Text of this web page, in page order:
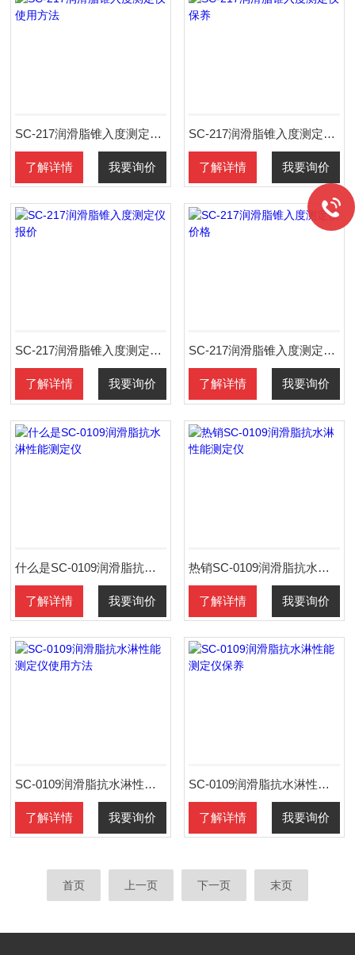
SC-217润滑脂锥入度测定仪使用方法
了解详情 我要询价
SC-217润滑脂锥入度测定仪保养
了解详情 我要询价
SC-217润滑脂锥入度测定仪报价
了解详情 我要询价
SC-217润滑脂锥入度测定仪价格
了解详情 我要询价
什么是SC-0109润滑脂抗水淋性能测定仪
了解详情 我要询价
热销SC-0109润滑脂抗水淋性能测定仪
了解详情 我要询价
SC-0109润滑脂抗水淋性能测定仪使用方法
了解详情 我要询价
SC-0109润滑脂抗水淋性能测定仪保养
了解详情 我要询价
首页 上一页 下一页 末页